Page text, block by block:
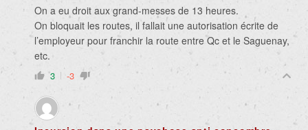
On a eu droit aux grand-messes de 13 heures.
On bloquait les routes, il fallait une autorisation écrite de
l’employeur pour franchir la route entre Qc et le Saguenay,
etc.
3 -3